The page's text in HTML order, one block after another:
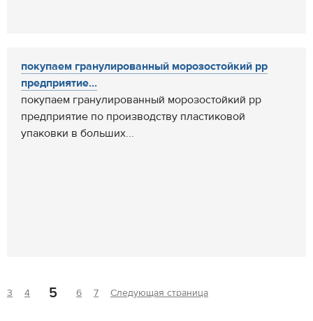
покупаем гранулированный морозостойкий pp
предприятие...
покупаем гранулированный морозостойкий pp
предприятие по производству пластиковой
упаковки в больших...
3 4 5 6 7 Следующая страница